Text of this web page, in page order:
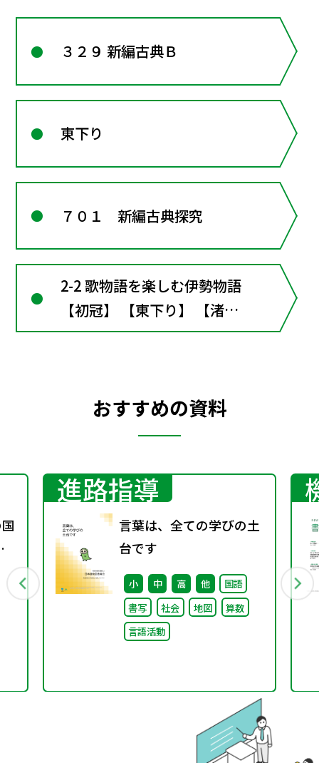
３２９ 新編古典Ｂ
東下り
７０１ 新編古典探究
2-2 歌物語を楽しむ伊勢物語
【初冠】 【東下り】 【渚の
院】
おすすめの資料
進路指導
言葉は、全ての学びの土
台です
小 中 高 他
国語
書写
社会 地図
算数
言語活動